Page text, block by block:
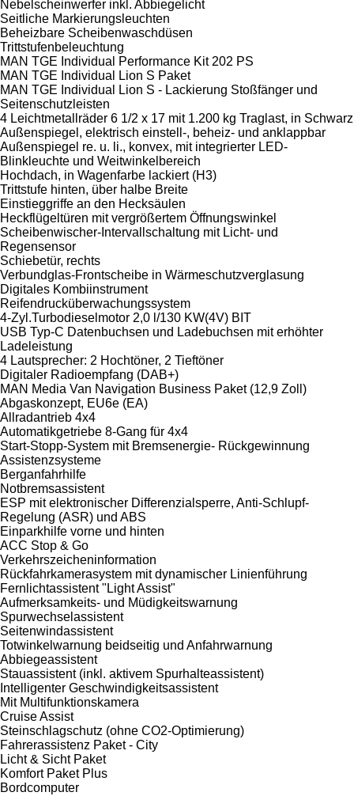
Nebelscheinwerfer inkl. Abbiegelicht
Seitliche Markierungsleuchten
Beheizbare Scheibenwaschdüsen
Trittstufenbeleuchtung
MAN TGE Individual Performance Kit 202 PS
MAN TGE Individual Lion S Paket
MAN TGE Individual Lion S - Lackierung Stoßfänger und
Seitenschutzleisten
4 Leichtmetallräder 6 1/2 x 17 mit 1.200 kg Traglast, in Schwarz
Außenspiegel, elektrisch einstell-, beheiz- und anklappbar
Außenspiegel re. u. li., konvex, mit integrierter LED-
Blinkleuchte und Weitwinkelbereich
Hochdach, in Wagenfarbe lackiert (H3)
Trittstufe hinten, über halbe Breite
Einstieggriffe an den Hecksäulen
Heckflügeltüren mit vergrößertem Öffnungswinkel
Scheibenwischer-Intervallschaltung mit Licht- und
Regensensor
Schiebetür, rechts
Verbundglas-Frontscheibe in Wärmeschutzverglasung
Digitales Kombiinstrument
Reifendrucküberwachungssystem
4-Zyl.Turbodieselmotor 2,0 l/130 KW(4V) BIT
USB Typ-C Datenbuchsen und Ladebuchsen mit erhöhter
Ladeleistung
4 Lautsprecher: 2 Hochtöner, 2 Tieftöner
Digitaler Radioempfang (DAB+)
MAN Media Van Navigation Business Paket (12,9 Zoll)
Abgaskonzept, EU6e (EA)
Allradantrieb 4x4
Automatikgetriebe 8-Gang für 4x4
Start-Stopp-System mit Bremsenergie- Rückgewinnung
Assistenzsysteme
Berganfahrhilfe
Notbremsassistent
ESP mit elektronischer Differenzialsperre, Anti-Schlupf-
Regelung (ASR) und ABS
Einparkhilfe vorne und hinten
ACC Stop & Go
Verkehrszeicheninformation
Rückfahrkamerasystem mit dynamischer Linienführung
Fernlichtassistent "Light Assist"
Aufmerksamkeits- und Müdigkeitswarnung
Spurwechselassistent
Seitenwindassistent
Totwinkelwarnung beidseitig und Anfahrwarnung
Abbiegeassistent
Stauassistent (inkl. aktivem Spurhalteassistent)
Intelligenter Geschwindigkeitsassistent
Mit Multifunktionskamera
Cruise Assist
Steinschlagschutz (ohne CO2-Optimierung)
Fahrerassistenz Paket - City
Licht & Sicht Paket
Komfort Paket Plus
Bordcomputer